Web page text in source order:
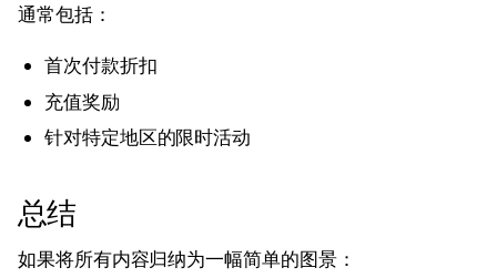
通常包括：
首次付款折扣
充值奖励
针对特定地区的限时活动
总结
如果将所有内容归纳为一幅简单的图景：